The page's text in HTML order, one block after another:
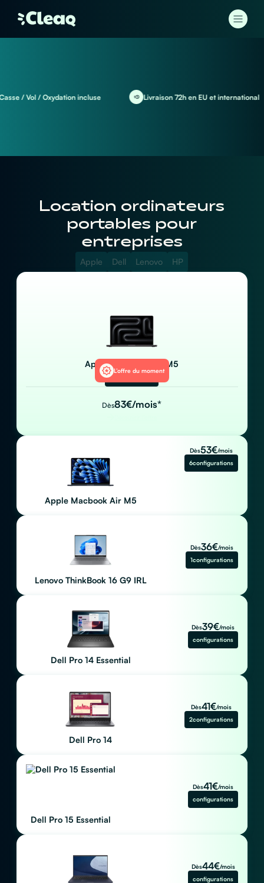
/ Vol / Oxydation incluse Livraison 72h en EU et international
Location ordinateurs
portables pour
entreprises
Apple Dell Lenovo HP
L’offre du moment
Apple Macbook Pro M5
3
Dès83€/mois*
Apple Macbook Air M5
Dès53€/mois
6configurations
Lenovo ThinkBook 16 G9 IRL
Dès36€/mois
1configurations
Dell Pro 14 Essential
Dès39€/mois
configurations
Dell Pro 14
Dès41€/mois
2configurations
Dell Pro 15 Essential
Dès41€/mois
configurations
Dès44€/mois
configurations